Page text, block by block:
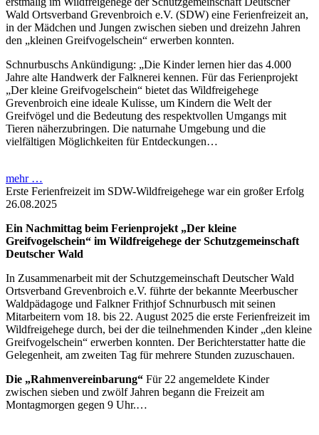
Wald Ortsverband Grevenbroich e.V. (SDW) eine Ferienfreizeit an,
in der Mädchen und Jungen zwischen sieben und dreizehn Jahren
den „kleinen Greifvogelschein“ erwerben konnten.
Schnurbuschs Ankündigung: „Die Kinder lernen hier das 4.000
Jahre alte Handwerk der Falknerei kennen. Für das Ferienprojekt
„Der kleine Greifvogelschein“ bietet das Wildfreigehege
Grevenbroich eine ideale Kulisse, um Kindern die Welt der
Greifvögel und die Bedeutung des respektvollen Umgangs mit
Tieren näherzubringen. Die naturnahe Umgebung und die
vielfältigen Möglichkeiten für Entdeckungen…
mehr …
Erste Ferienfreizeit im SDW-Wildfreigehege war ein großer Erfolg
26.08.2025
Ein Nachmittag beim Ferienprojekt „Der kleine
Greifvogelschein“ im Wildfreigehege der Schutzgemeinschaft
Deutscher Wald
In Zusammenarbeit mit der Schutzgemeinschaft Deutscher Wald
Ortsverband Grevenbroich e.V. führte der bekannte Meerbuscher
Waldpädagoge und Falkner Frithjof Schnurbusch mit seinen
Mitarbeitern vom 18. bis 22. August 2025 die erste Ferienfreizeit im
Wildfreigehege durch, bei der die teilnehmenden Kinder „den kleine
Greifvogelschein“ erwerben konnten. Der Berichterstatter hatte die
Gelegenheit, am zweiten Tag für mehrere Stunden zuzuschauen.
Die „Rahmenvereinbarung“ Für 22 angemeldete Kinder
zwischen sieben und zwölf Jahren begann die Freizeit am
Montagmorgen gegen 9 Uhr.…